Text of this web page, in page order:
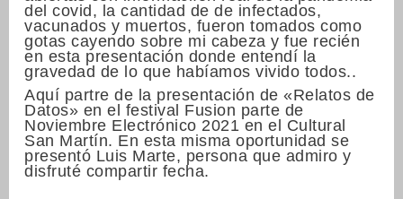
del covid, la cantidad de de infectados,
vacunados y muertos, fueron tomados como
gotas cayendo sobre mi cabeza y fue recién
en esta presentación donde entendí la
gravedad de lo que habíamos vivido todos..
Aquí partre de la presentación de «Relatos de
Datos» en el festival Fusion parte de
Noviembre Electrónico 2021 en el Cultural
San Martín. En esta misma oportunidad se
presentó Luis Marte, persona que admiro y
disfruté compartir fecha.